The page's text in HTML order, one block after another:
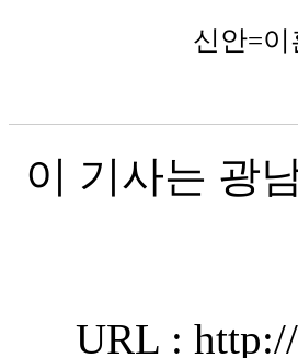
신안=
이 기사는 광
URL :